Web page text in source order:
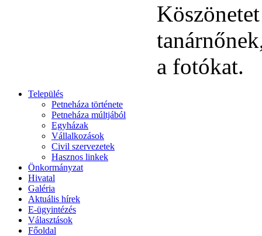
a fotókat.
Település
Petneháza története
Petneháza múltjából
Egyházak
Vállalkozások
Civil szervezetek
Hasznos linkek
Önkormányzat
Hivatal
Galéria
Aktuális hírek
E-ügyintézés
Választások
Főoldal